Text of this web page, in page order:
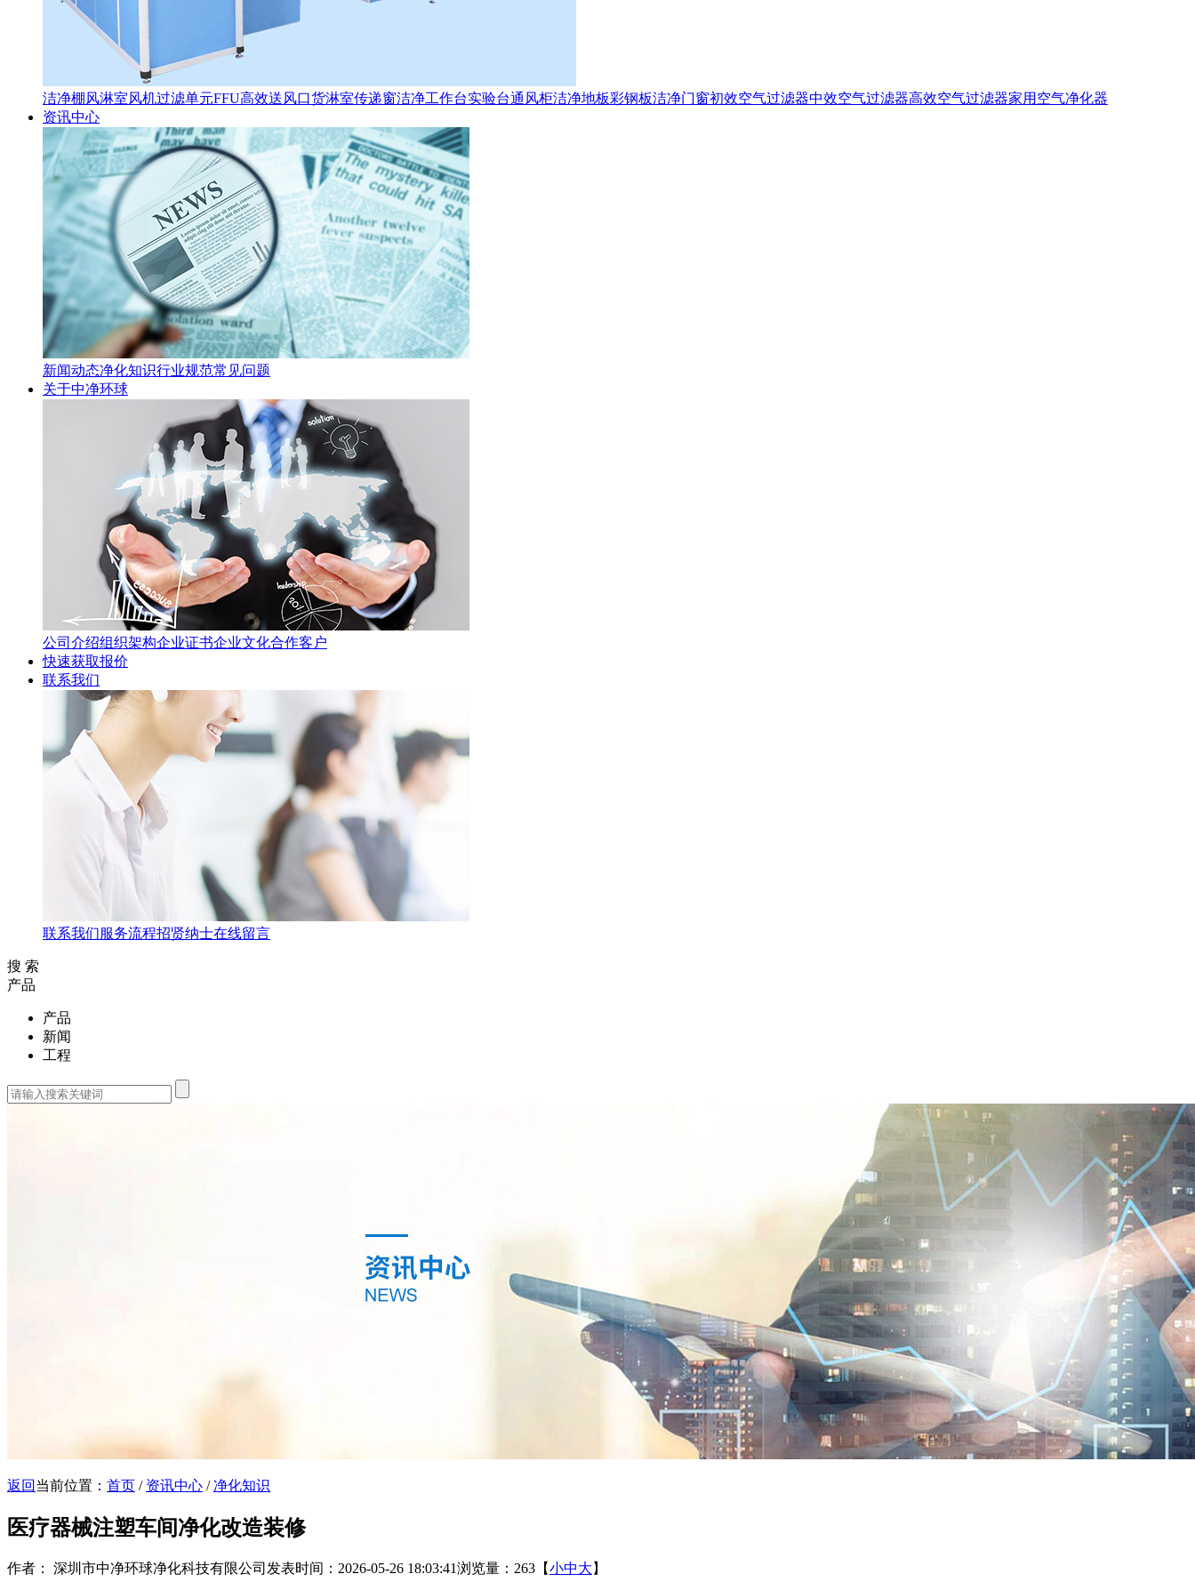
洁净棚 风淋室风机过滤单元FFU高效送风口货淋室传递窗洁净工作台实验台通风柜洁净地板彩钢板洁净门窗初效空气过滤器中效空气过滤器高效空气过滤器家用空气净化器
资讯中心
新闻动态净化知识行业规范常见问题
关于中净环球
公司介绍组织架构企业证书企业文化合作客户
快速获取报价
联系我们
联系我们服务流程招贤纳士在线留言
搜 索
产品
产品
新闻
工程
返回 当前位置： 首页 / 资讯中心 /净化知识
医疗器械注塑车间净化改造装修
作者： 深圳市中净环球净化科技有限公司 发表时间：2026-05-26 18:03:41浏览量：263 【小中大 】